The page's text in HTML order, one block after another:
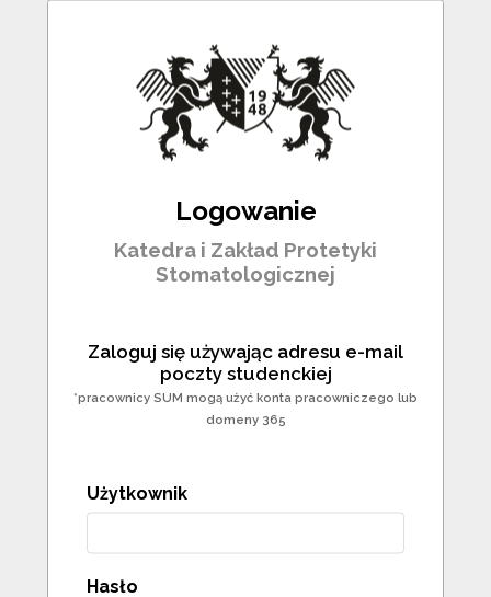
Logowanie
Katedra i Zakład Protetyki
Stomatologicznej
Zaloguj się używając adresu e-mail
poczty studenckiej
*pracownicy SUM mogą użyć konta pracowniczego lub
domeny 365
Użytkownik
Hasło